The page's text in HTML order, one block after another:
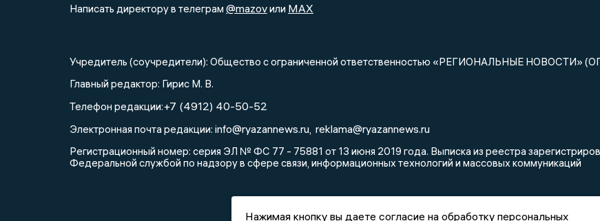
Написать директору в телеграм @mazovили MAX
Учредитель (соучредители): Общество с ограниченной ответственностью «РЕГИОНАЛЬНЫЕ НОВОСТИ»
Главный редактор: Гирис М. В.
Телефон редакции:+7 (4912) 40-50-52
Электронная почта редакции: info@ryazannews.ru reklama@ryazannews.ru
Регистрационный номер: серия ЭЛ № ФС 77 - 75881 от 13 июня 2019 года. Выписка из реестра
Федеральной службой по надзору в сфере связи, информационных технологий и массовых коммуникаций
Нажимая кнопку вы даете согласие на обработку персональных